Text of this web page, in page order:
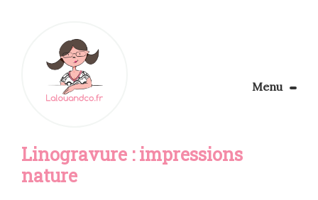
Menu
Apprendre la couture
Aménager son coin couture
Linogravure : impressions
nature